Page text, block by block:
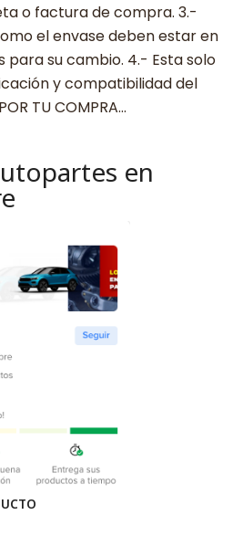
o factura de compra. 3.-
el envase deben estar en
para su cambio. 4.- Esta solo
y compatibilidad del
TU COMPRA…
en